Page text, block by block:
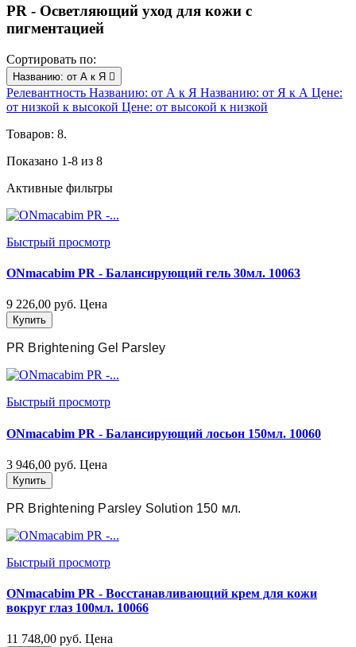
PR - Осветляющий уход для кожи с
пигментацией
Сортировать по:
Названию: от А к Я 
Релевантность Названию: от А к Я Названию: от Я к А Цене:
от низкой к высокой Цене: от высокой к низкой
Товаров: 8.
Показано 1-8 из 8
Активные фильтры
Быстрый просмотр
ONmacabim PR - Балансирующий гель 30мл. 10063
9 226,00 руб. Цена
Купить
PR Brightening Gel Parsley
Быстрый просмотр
ONmacabim PR - Балансирующий лосьон 150мл. 10060
3 946,00 руб. Цена
Купить
PR Brightening Parsley Solution 150 мл.
Быстрый просмотр
ONmacabim PR - Восстанавливающий крем для кожи
вокруг глаз 100мл. 10066
11 748,00 руб. Цена